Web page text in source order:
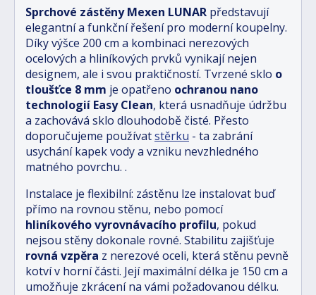
Sprchové zástěny Mexen LUNAR představují
elegantní a funkční řešení pro moderní koupelny.
Díky výšce 200 cm a kombinaci nerezových
ocelových a hliníkových prvků vynikají nejen
designem, ale i svou praktičností. Tvrzené sklo o
tloušťce 8 mm je opatřeno ochranou nano
technologií Easy Clean, která usnadňuje údržbu
a zachovává sklo dlouhodobě čisté. Přesto
doporučujeme používatstěrku - ta zabrání
usychání kapek vody a vzniku nevzhledného
matného povrchu. .
Instalace je flexibilní: zástěnu lze instalovat buď
přímo na rovnou stěnu, nebo pomocí
hliníkového vyrovnávacího profilu, pokud
nejsou stěny dokonale rovné. Stabilitu zajišťuje
rovná vzpěra z nerezové oceli, která stěnu pevně
kotví v horní části. Její maximální délka je 150 cm a
umožňuje zkrácení na vámi požadovanou délku.